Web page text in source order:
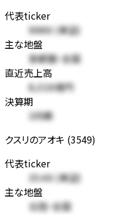
代表ticker
9989 (東証)
主な地盤
首都圏・全国
直近売上高
8,018億円
決算期
3月期
クスリのアオキ (3549)
代表ticker
3549 (東証)
主な地盤
北陸・全国